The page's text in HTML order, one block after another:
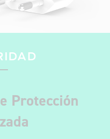
Protección